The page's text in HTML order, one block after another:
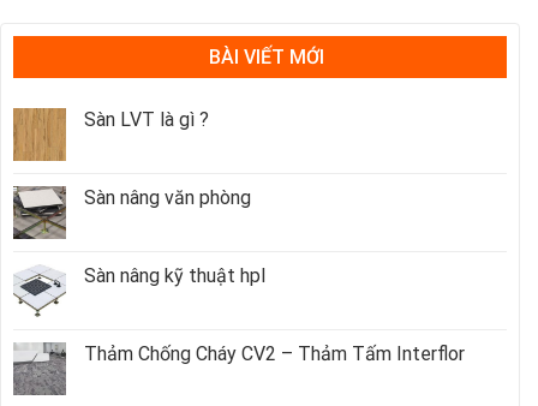
BÀI VIẾT MỚI
Sàn LVT là gì ?
Sàn nâng văn phòng
Sàn nâng kỹ thuật hpl
Thảm Chống Cháy CV2 – Thảm Tấm Interflor